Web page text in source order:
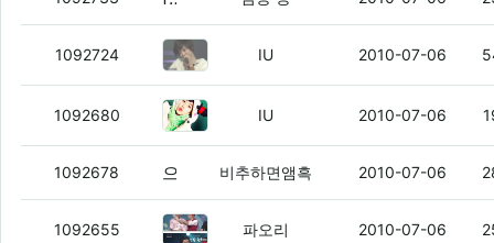
1092724 사랑해, 사랑해, 난 이말 밖엔 못하
IU 2010-07-06
1092680 정덕임 ㅇㅇ
IU 2010-07-06
1092678 비추하면앰흑 2010-07-06
1092655 연부리 ㅇㅇ
파오리 2010-07-06